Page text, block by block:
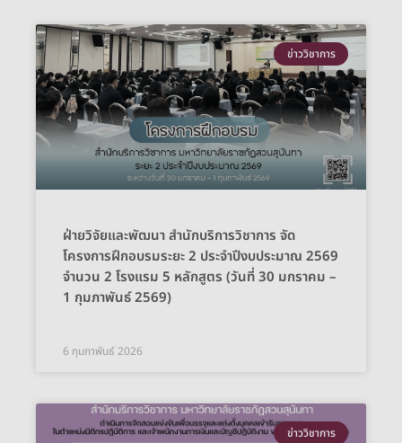
ข่าววิชาการ
ฝ่ายวิจัยและพัฒนา สำนักบริการวิชาการ จัด
โครงการฝึกอบรมระยะ 2 ประจำปีงบประมาณ 2569
จำนวน 2 โรงแรม 5 หลักสูตร (วันที่ 30 มกราคม –
1 กุมภาพันธ์ 2569)
6 กุมภาพันธ์ 2026
ข่าววิชาการ